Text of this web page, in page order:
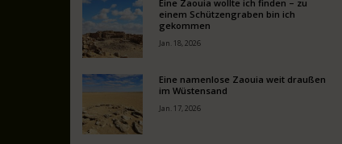
Eine Zaouia wollte ich finden – zu
einem Schützengraben bin ich
gekommen
Jan. 18, 2026
Eine namenlose Zaouia weit draußen
im Wüstensand
Jan. 17, 2026